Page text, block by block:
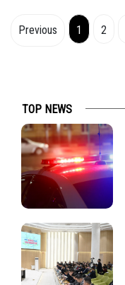
Previous 1 2
TOP NEWS